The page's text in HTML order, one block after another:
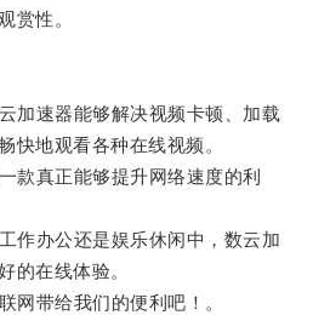
赏性。
速器能够解决视频卡顿、加载
快地观看各种在线视频。
真正能够提升网络速度的利
办公还是娱乐休闲中，数云加
的在线体验。
带给我们的便利吧！。